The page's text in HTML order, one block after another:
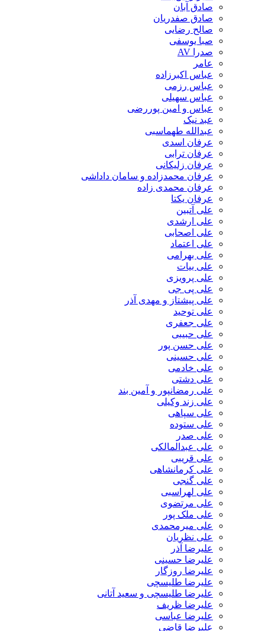
صادق آبان
صادق صفدریان
صالح رضایی
صبا یوسفی
صدرا AV
عامر
عباس اکبرزاده
عباس رزمی
عباس سهیلی
عباس و امین پوررضی
عبد نیک
عبدالله طهماسبی‎
عرفان اسدی
عرفان ترابی
عرفان زلیکانی
عرفان محمدزاده و سامان داداشی
عرفان محمدی زاده
عرفان یکتا
علی آتبین
علی ارشدی
علی اصحابی
علی اعتماد
علی بهرامی
علی بیات
علی پرویزی
علی پی جی
علی پیشتاز و مهدی آذر
علی توحید
علی جعفری
علی حبیبی
علی حسن پور
علی حسینی
علی خادمی
علی دشتی
علی رمضانپور و آمین بند
علی زند وکیلی
علی سپاهی
علی ستوده
علی صدر
علی عبدالمالکی
علی قریبی
علی کرمانشاهی
علی گنجی
علی لهراسبی
علی مرتضوی
علی ملک پور
علی میرمحمدی
علی نظریان
علیرضا آذر
علیرضا حسینی
علیرضا روزگار
علیرضا طلیسچی
علیرضا طلیسچی و سعید آتانی
علیرضا ظریف
علیرضا عباسی
علیرضا قاضی